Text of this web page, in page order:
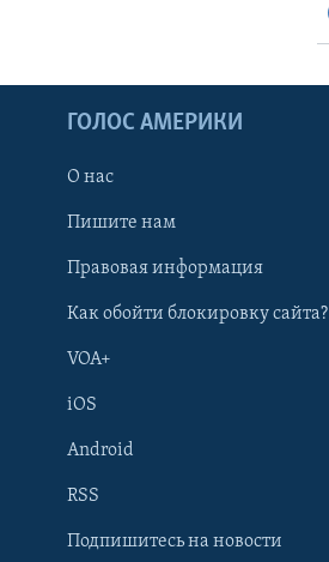
Learning English
ГОЛОС АМЕРИКИ
О нас
Пишите нам
Правовая информация
Как обойти блокировку сайта?
VOA+
iOS
Android
RSS
Подпишитесь на новости